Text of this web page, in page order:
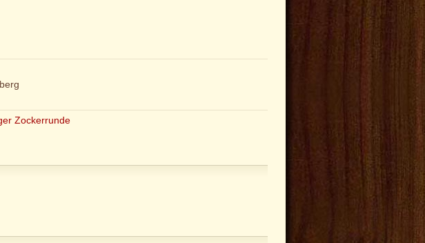
Zockerrunde